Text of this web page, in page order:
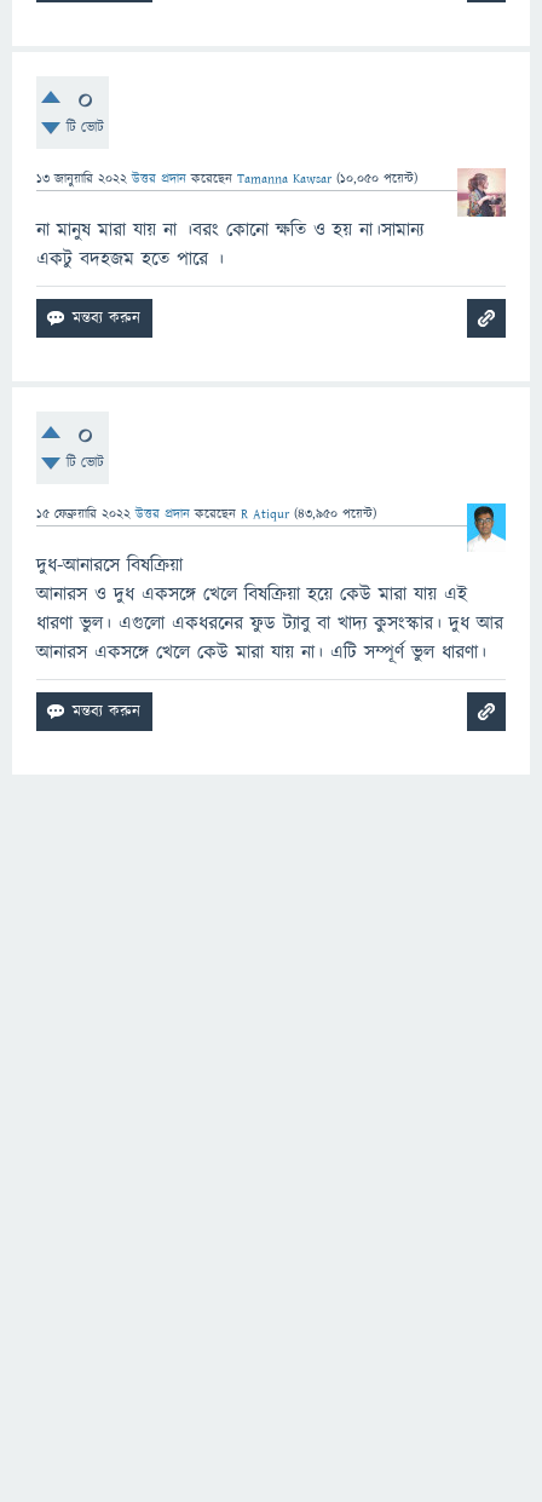
0
টি ভোট
13 জানুয়ারি 2022 উত্তর প্রদান করেছেন Tamanna Kawsar (10,050 পয়েন্ট)
না মানুষ মারা যায় না ।বরং কোনো ক্ষতি ও হয় না।সামান্য
একটু বদহজম হতে পারে ।
0
টি ভোট
15 ফেব্রুয়ারি 2022 উত্তর প্রদান করেছেন R Atiqur (43,950 পয়েন্ট)
দুধ-আনারসে বিষক্রিয়া
আনারস ও দুধ একসঙ্গে খেলে বিষক্রিয়া হয়ে কেউ মারা যায় এই
ধারণা ভুল। এগুলো একধরনের ফুড ট্যাবু বা খাদ্য কুসংস্কার। দুধ আর
আনারস একসঙ্গে খেলে কেউ মারা যায় না। এটি সম্পূর্ণ ভুল ধারণা।